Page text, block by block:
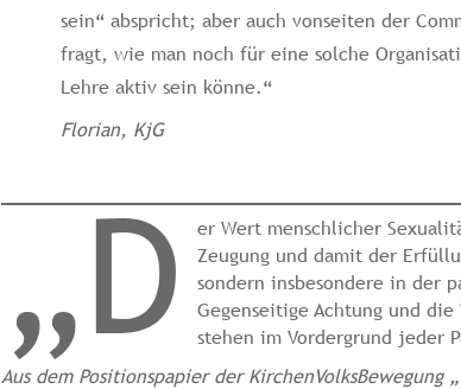
sein“ abspricht; aber auch vonseiten der
fragt, wie man noch für eine solche
Lehre aktiv sein könne.“
Florian, KjG
„D
er Wert menschlicher
Zeugung und damit der
sondern insbesondere in der
Gegenseitige Achtung und
stehen im Vordergrund jeder
Aus dem Positionspapier der KirchenVolksBewegung